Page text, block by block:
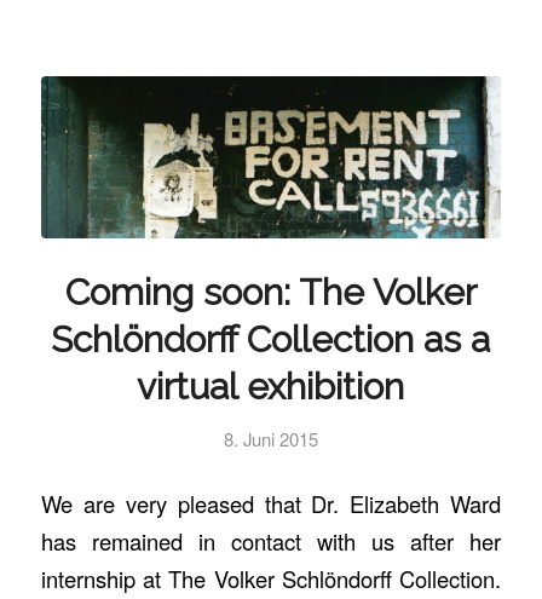
Coming soon: The Volker
Schlöndorff Collection as a
virtual exhibition
8. Juni 2015
We are very pleased that Dr. Elizabeth Ward
has remained in contact with us after her
internship at The Volker Schlöndorff Collection.